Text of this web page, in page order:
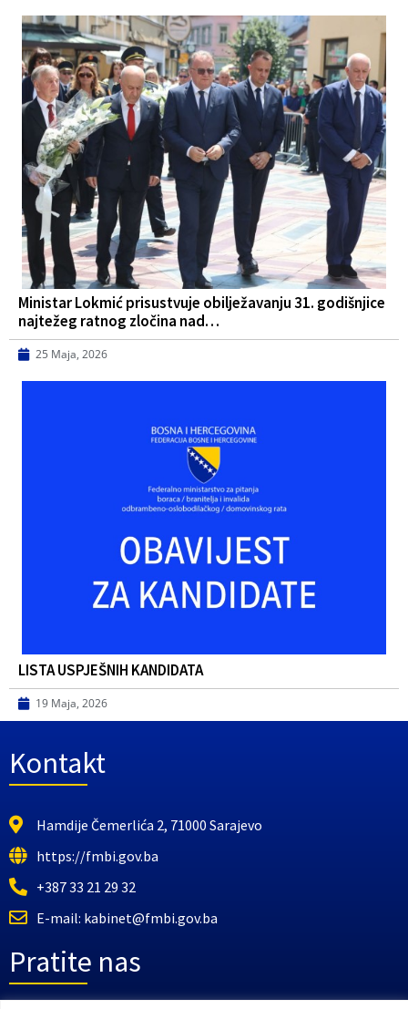
Ministar Lokmić prisustvuje obilježavanju 31. godišnjice
najtežeg ratnog zločina nad…
25 Maja, 2026
LISTA USPJEŠNIH KANDIDATA
19 Maja, 2026
Kontakt
Hamdije Čemerlića 2, 71000 Sarajevo
https://fmbi.gov.ba
+387 33 21 29 32
E-mail: kabinet@fmbi.gov.ba
Pratite nas